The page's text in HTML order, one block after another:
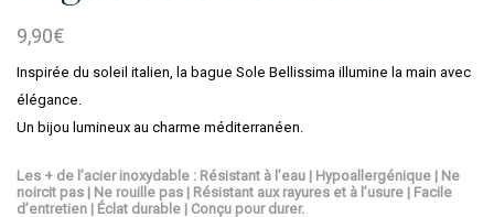
9,90€
Inspirée du soleil italien, la bague Sole Bellissima illumine la main avec
élégance.
Un bijou lumineux au charme méditerranéen.
Les + de l’acier inoxydable : Résistant à l’eau | Hypoallergénique | Ne
noircit pas | Ne rouille pas | Résistant aux rayures et à l’usure | Facile
d’entretien | Éclat durable | Conçu pour durer.